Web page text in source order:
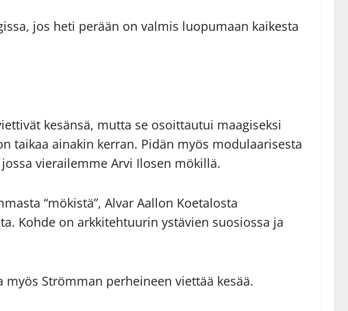
jos heti perään on valmis luopumaan kaikesta
kesänsä, mutta se osoittautui maagiseksi
taikaa ainakin kerran. Pidän myös modulaarisesta
vierailemme Arvi Ilosen mökillä.
“mökistä”, Alvar Aallon Koetalosta
Kohde on arkkitehtuurin ystävien suosiossa ja
Strömman perheineen viettää kesää.